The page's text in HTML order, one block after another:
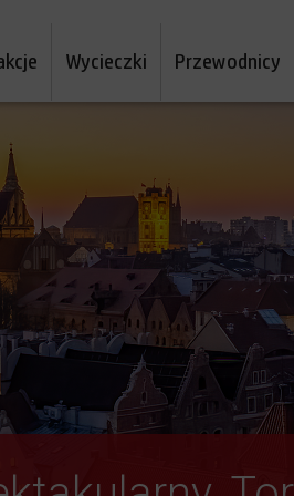
Wycieczki Przewodnicy